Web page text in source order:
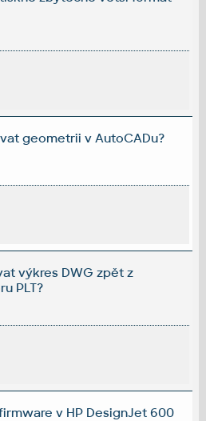
geometrii v AutoCADu?
výkres DWG zpět z
PLT?
v HP DesignJet 600